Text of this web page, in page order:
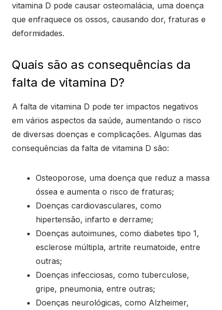
vitamina D pode causar osteomalácia, uma doença
que enfraquece os ossos, causando dor, fraturas e
deformidades.
Quais são as consequências da
falta de vitamina D?
A falta de vitamina D pode ter impactos negativos
em vários aspectos da saúde, aumentando o risco
de diversas doenças e complicações. Algumas das
consequências da falta de vitamina D são:
Osteoporose, uma doença que reduz a massa
óssea e aumenta o risco de fraturas;
Doenças cardiovasculares, como
hipertensão, infarto e derrame;
Doenças autoimunes, como diabetes tipo 1,
esclerose múltipla, artrite reumatoide, entre
outras;
Doenças infecciosas, como tuberculose,
gripe, pneumonia, entre outras;
Doenças neurológicas, como Alzheimer,